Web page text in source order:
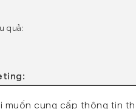
quả:
muốn cung cấp thông tin